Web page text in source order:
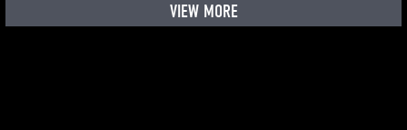
VIEW MORE